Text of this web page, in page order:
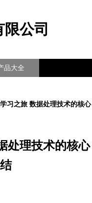
公司
品大全
习之旅 数据处理技术的核心
处理技术的核心